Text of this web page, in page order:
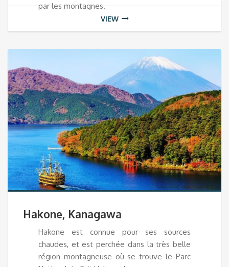
par les montagnes.
VIEW
Hakone, Kanagawa
Hakone est connue pour ses sources
chaudes, et est perchée dans la très belle
région montagneuse où se trouve le Parc